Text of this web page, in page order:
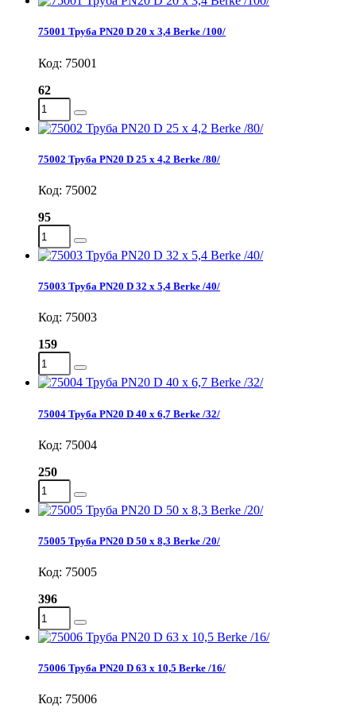
75001 Труба PN20 D 20 х 3,4 Berke /100/
Код: 75001
62
75002 Труба PN20 D 25 х 4,2 Berke /80/
Код: 75002
95
75003 Труба PN20 D 32 х 5,4 Berke /40/
Код: 75003
159
75004 Труба PN20 D 40 х 6,7 Berke /32/
Код: 75004
250
75005 Труба PN20 D 50 х 8,3 Berke /20/
Код: 75005
396
75006 Труба PN20 D 63 х 10,5 Berke /16/
Код: 75006